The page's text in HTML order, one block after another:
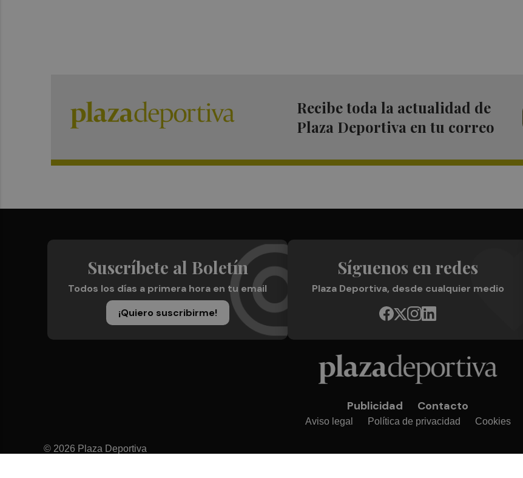
Recibe toda la actualidad de
Plaza Deportiva en tu correo
Suscríbete al Boletín
Todos los días a primera hora en tu email
¡Quiero suscribirme!
Síguenos en redes
Plaza Deportiva, desde cualquier medio
Publicidad Contacto
Aviso legal Política de privacidad Cookies
© 2026 Plaza Deportiva